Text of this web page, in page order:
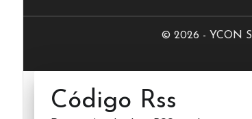
© 2026 - YCON
Código Rss